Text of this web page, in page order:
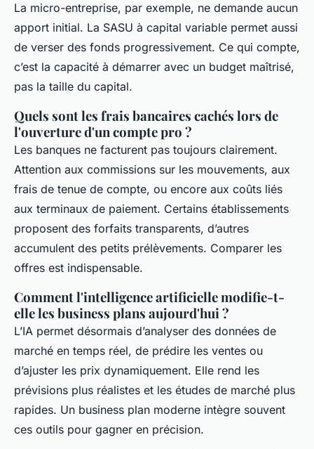
La micro-entreprise, par exemple, ne demande aucun
apport initial. La SASU à capital variable permet aussi
de verser des fonds progressivement. Ce qui compte,
c’est la capacité à démarrer avec un budget maîtrisé,
pas la taille du capital.
Quels sont les frais bancaires cachés lors de
l'ouverture d'un compte pro ?
Les banques ne facturent pas toujours clairement.
Attention aux commissions sur les mouvements, aux
frais de tenue de compte, ou encore aux coûts liés
aux terminaux de paiement. Certains établissements
proposent des forfaits transparents, d’autres
accumulent des petits prélèvements. Comparer les
offres est indispensable.
Comment l'intelligence artificielle modifie-t-
elle les business plans aujourd'hui ?
L’IA permet désormais d’analyser des données de
marché en temps réel, de prédire les ventes ou
d’ajuster les prix dynamiquement. Elle rend les
prévisions plus réalistes et les études de marché plus
rapides. Un business plan moderne intègre souvent
ces outils pour gagner en précision.